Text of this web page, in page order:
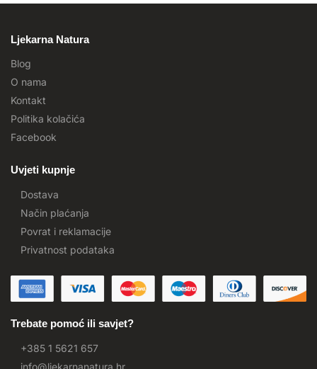
Ljekarna Natura
Blog
O nama
Kontakt
Politika kolačića
Facebook
Uvjeti kupnje
Dostava
Način plaćanja
Povrat i reklamacije
Privatnost podataka
Trebate pomoć ili savjet?
+385 1 5621 657
info@ljekarnanatura.hr